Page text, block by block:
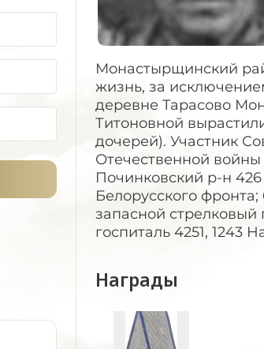
Монастырщинский
жизнь, за
деревне Тарасово
Титоновной
дочерей). Участник
Отечественной войны
Починковский р-н
Белорусского
запасной стрелковый
госпиталь 4251, 1243
Награды